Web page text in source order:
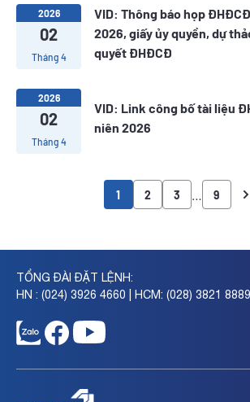
2026
02
Tháng 4
VID: Thông báo họp
2026, giấy ủy quyền, dự
quyết ĐHĐCĐ
2026
02
Tháng 4
VID: Link công bố tài liệu
niên 2026
1 2 3 9
TỔNG ĐÀI ĐẶT LỆNH:
HN : (024) 3926 4660 | HCM: (028) 3821 8889